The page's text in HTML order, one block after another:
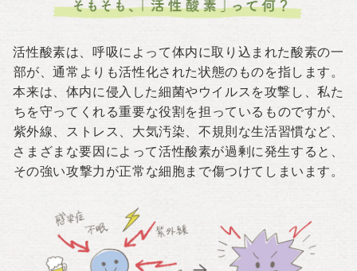
活性酸素は、呼吸によって体内に取り込まれた酸素の一
部が、通常よりも活性化された状態のものを指します。
本来は、体内に侵入した細菌やウイルスを攻撃し、私た
ちを守ってくれる重要な役割を担っているものですが、
紫外線、ストレス、大気汚染、不規則な生活習慣など、
さまざまな要因によって活性酸素が過剰に発生すると、
その強い攻撃力が正常な細胞まで傷つけてしまいます。